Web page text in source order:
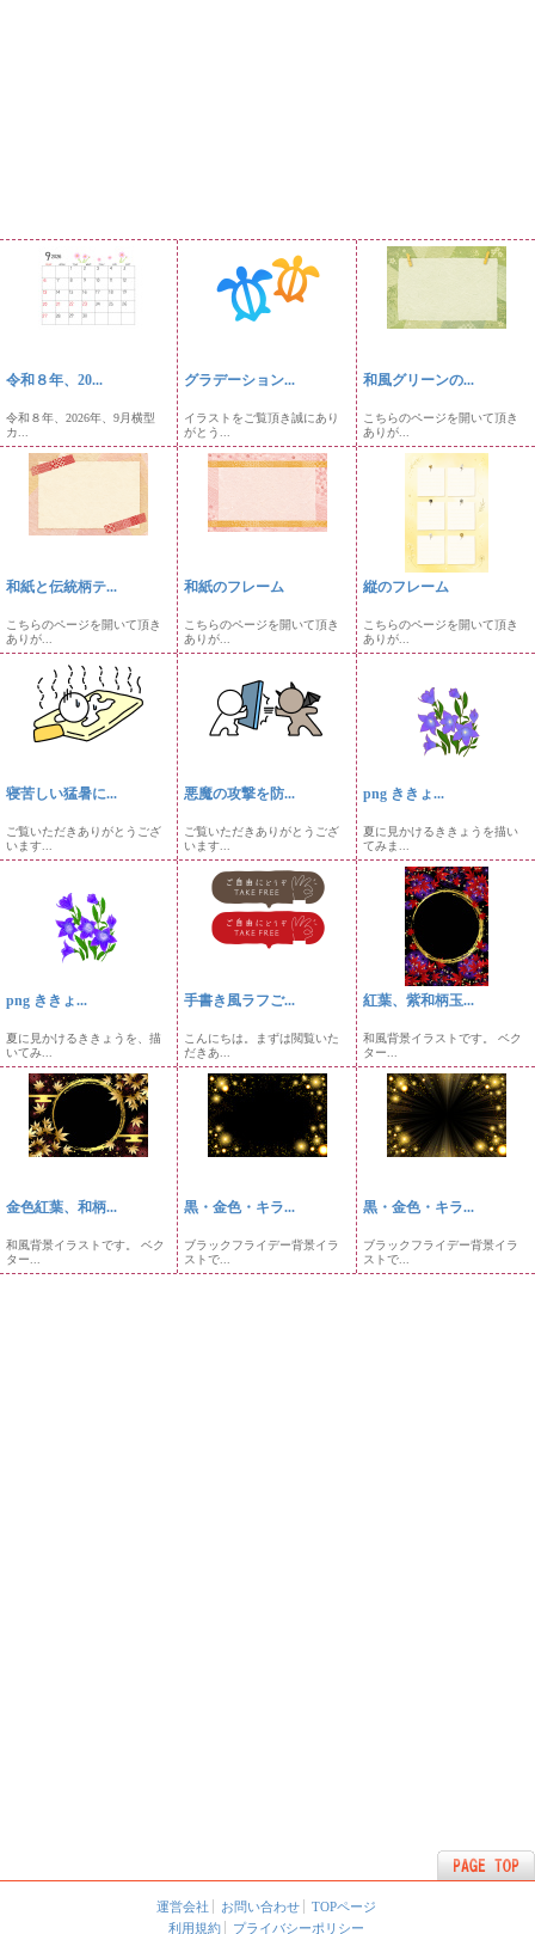
令和８年、20...
令和８年、2026年、9月横型
カ...
グラデーション...
イラストをご覧頂き誠にあり
がとう...
和風グリーンの...
こちらのページを開いて頂き
ありが...
和紙と伝統柄テ...
こちらのページを開いて頂き
ありが...
和紙のフレーム
こちらのページを開いて頂き
ありが...
縦のフレーム
こちらのページを開いて頂き
ありが...
寝苦しい猛暑に...
ご覧いただきありがとうござ
います...
悪魔の攻撃を防...
ご覧いただきありがとうござ
います...
png ききょ...
夏に見かけるききょうを描い
てみま...
png ききょ...
夏に見かけるききょうを、描
いてみ...
手書き風ラフご...
こんにちは。まずは閲覧いた
だきあ...
紅葉、紫和柄玉...
和風背景イラストです。 ベク
ター...
金色紅葉、和柄...
和風背景イラストです。 ベク
ター...
黒・金色・キラ...
ブラックフライデー背景イラ
ストで...
黒・金色・キラ...
ブラックフライデー背景イラ
ストで...
運営会社 お問い合わせ
TOPページ
利用規約
プライバシーポリシー